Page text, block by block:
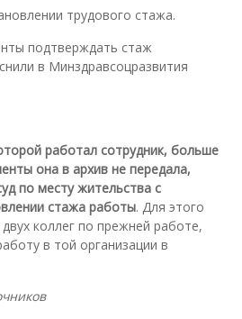
трудового стажа.
подтверждать стаж
в Минздравсоцразвития
работал сотрудник, больше
она в архив не передала,
по месту жительства с
стажа работы. Для этого
коллег по прежней работе,
в той организации в